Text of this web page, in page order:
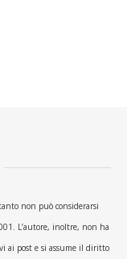
non può considerarsi
L’autore, inoltre, non ha
ai post e si assume il diritto